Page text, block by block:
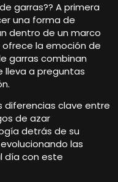
garras?? A primera
una forma de
dentro de un marco
ofrece la emoción de
garras combinan
lleva a preguntas
diferencias clave entre
de azar
detrás de su
las
día con este